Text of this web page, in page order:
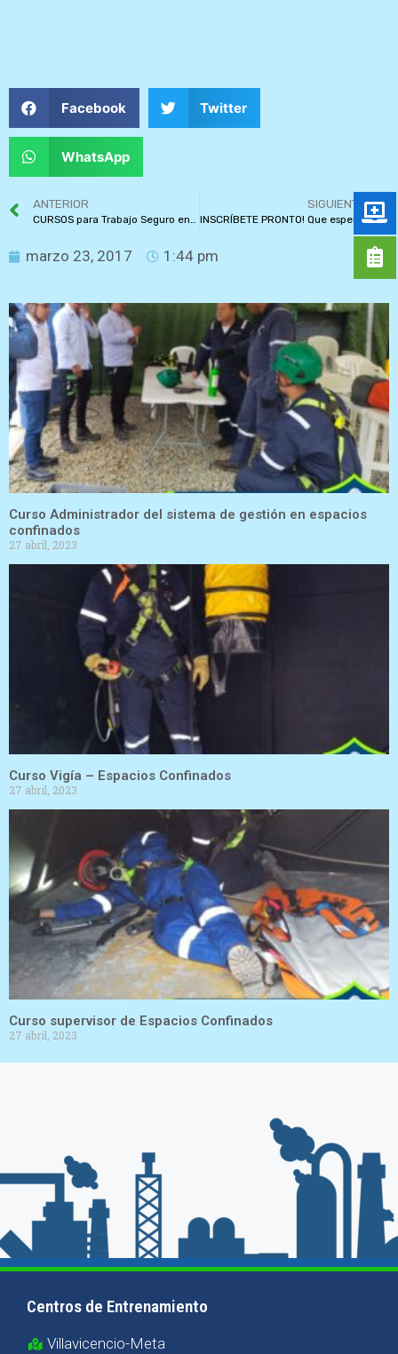
Facebook Twitter
WhatsApp
ANTERIOR
CURSOS para Trabajo Seguro en Alturas
SIGUIENTE
INSCRÍBETE PRONTO! Que esperas para Capacitarte?
marzo 23, 2017 1:44 pm
Curso Administrador del sistema de gestión en espacios
confinados
27 abril, 2023
Curso Vigía – Espacios Confinados
27 abril, 2023
Curso supervisor de Espacios Confinados
27 abril, 2023
Centros de Entrenamiento
Villavicencio-Meta